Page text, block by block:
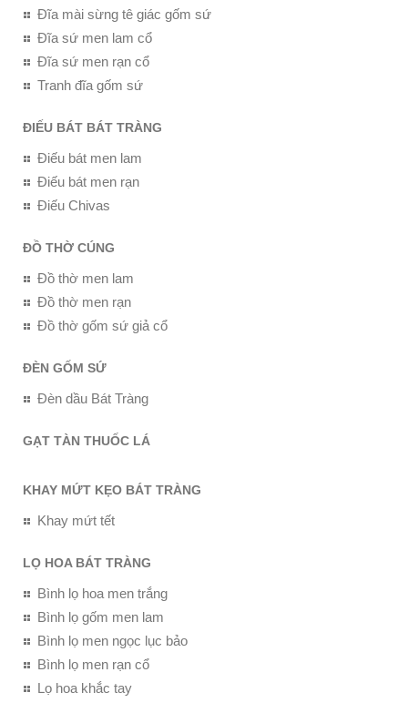
Đĩa mài sừng tê giác gốm sứ
Đĩa sứ men lam cổ
Đĩa sứ men rạn cổ
Tranh đĩa gốm sứ
ĐIẾU BÁT BÁT TRÀNG
Điếu bát men lam
Điếu bát men rạn
Điếu Chivas
ĐỒ THỜ CÚNG
Đồ thờ men lam
Đồ thờ men rạn
Đồ thờ gốm sứ giả cổ
ĐÈN GỐM SỨ
Đèn dầu Bát Tràng
GẠT TÀN THUỐC LÁ
KHAY MỨT KẸO BÁT TRÀNG
Khay mứt tết
LỌ HOA BÁT TRÀNG
Bình lọ hoa men trắng
Bình lọ gốm men lam
Bình lọ men ngọc lục bảo
Bình lọ men rạn cổ
Lọ hoa khắc tay